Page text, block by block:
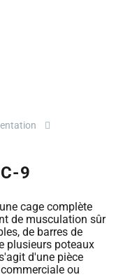
9
cage complète
de musculation sûr
de barres de
plusieurs poteaux
d'une pièce
ou